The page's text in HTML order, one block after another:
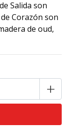
Salida son
Corazón son
de oud,
+